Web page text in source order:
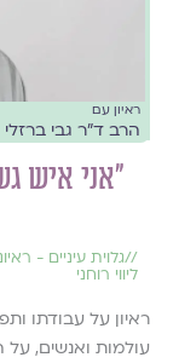
ראיון עם
הרב ד״ר גבי ברזלי
"אני איש
//גלוית עיניים -
ליווי רוחני
ראיון על עבודתו
עולמות ואנשים, על